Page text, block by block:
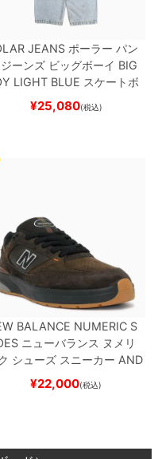
JEANS ポーラー パン
ーンズ ビッグボーイ BIG
LIGHT BLUE スケートボ
ド スケボー
¥25,080(税込)
BALANCE NUMERIC S
ニューバランス ヌメリ
シューズ スニーカー AND
REYNOLDS 933
BROWN/BLACKスケート
¥22,000(税込)